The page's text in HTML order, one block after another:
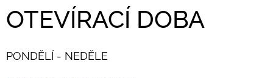
OTEVÍRACÍ DOBA
PONDĚLÍ - NEDĚLE